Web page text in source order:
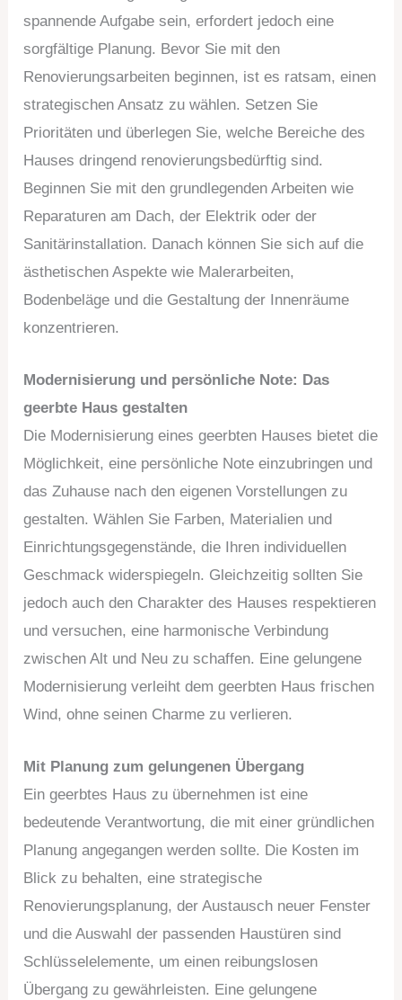
spannende Aufgabe sein, erfordert jedoch eine
sorgfältige Planung. Bevor Sie mit den
Renovierungsarbeiten beginnen, ist es ratsam, einen
strategischen Ansatz zu wählen. Setzen Sie
Prioritäten und überlegen Sie, welche Bereiche des
Hauses dringend renovierungsbedürftig sind.
Beginnen Sie mit den grundlegenden Arbeiten wie
Reparaturen am Dach, der Elektrik oder der
Sanitärinstallation. Danach können Sie sich auf die
ästhetischen Aspekte wie Malerarbeiten,
Bodenbeläge und die Gestaltung der Innenräume
konzentrieren.
Modernisierung und persönliche Note: Das
geerbte Haus gestalten
Die Modernisierung eines geerbten Hauses bietet die
Möglichkeit, eine persönliche Note einzubringen und
das Zuhause nach den eigenen Vorstellungen zu
gestalten. Wählen Sie Farben, Materialien und
Einrichtungsgegenstände, die Ihren individuellen
Geschmack widerspiegeln. Gleichzeitig sollten Sie
jedoch auch den Charakter des Hauses respektieren
und versuchen, eine harmonische Verbindung
zwischen Alt und Neu zu schaffen. Eine gelungene
Modernisierung verleiht dem geerbten Haus frischen
Wind, ohne seinen Charme zu verlieren.
Mit Planung zum gelungenen Übergang
Ein geerbtes Haus zu übernehmen ist eine
bedeutende Verantwortung, die mit einer gründlichen
Planung angegangen werden sollte. Die Kosten im
Blick zu behalten, eine strategische
Renovierungsplanung, der Austausch neuer Fenster
und die Auswahl der passenden Haustüren sind
Schlüsselelemente, um einen reibungslosen
Übergang zu gewährleisten. Eine gelungene